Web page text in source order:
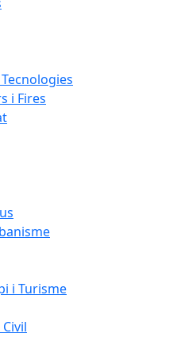
i Fires
i Turisme